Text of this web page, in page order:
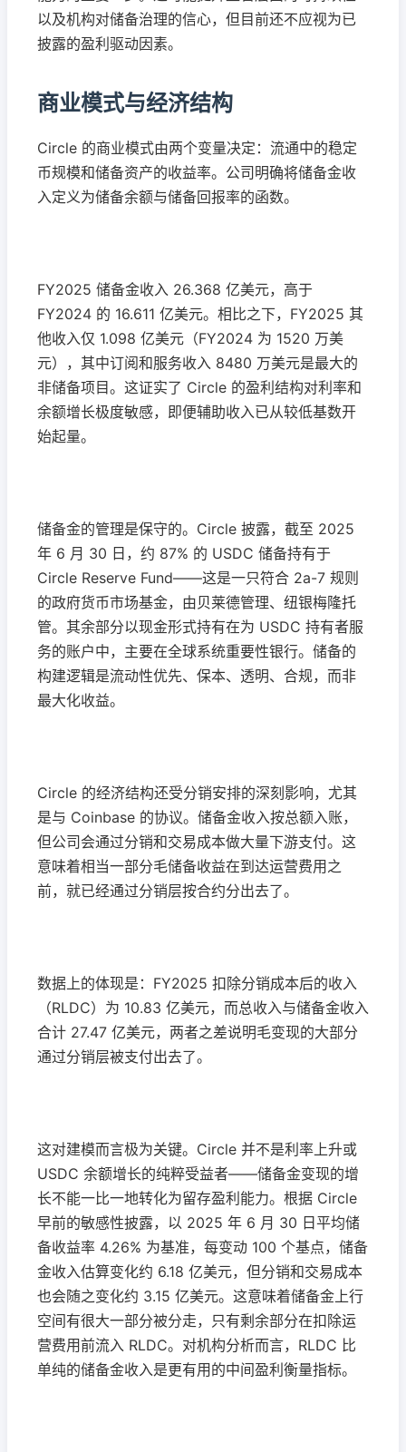
以及机构对储备治理的信心，但目前还不应视为已
披露的盈利驱动因素。
商业模式与经济结构
Circle 的商业模式由两个变量决定：流通中的稳定
币规模和储备资产的收益率。公司明确将储备金收
入定义为储备余额与储备回报率的函数。
FY2025 储备金收入 26.368 亿美元，高于
FY2024 的 16.611 亿美元。相比之下，FY2025 其
他收入仅 1.098 亿美元（FY2024 为 1520 万美
元），其中订阅和服务收入 8480 万美元是最大的
非储备项目。这证实了 Circle 的盈利结构对利率和
余额增长极度敏感，即便辅助收入已从较低基数开
始起量。
储备金的管理是保守的。Circle 披露，截至 2025
年 6 月 30 日，约 87% 的 USDC 储备持有于
Circle Reserve Fund——这是一只符合 2a-7 规则
的政府货币市场基金，由贝莱德管理、纽银梅隆托
管。其余部分以现金形式持有在为 USDC 持有者服
务的账户中，主要在全球系统重要性银行。储备的
构建逻辑是流动性优先、保本、透明、合规，而非
最大化收益。
Circle 的经济结构还受分销安排的深刻影响，尤其
是与 Coinbase 的协议。储备金收入按总额入账，
但公司会通过分销和交易成本做大量下游支付。这
意味着相当一部分毛储备收益在到达运营费用之
前，就已经通过分销层按合约分出去了。
数据上的体现是：FY2025 扣除分销成本后的收入
（RLDC）为 10.83 亿美元，而总收入与储备金收入
合计 27.47 亿美元，两者之差说明毛变现的大部分
通过分销层被支付出去了。
这对建模而言极为关键。Circle 并不是利率上升或
USDC 余额增长的纯粹受益者——储备金变现的增
长不能一比一地转化为留存盈利能力。根据 Circle
早前的敏感性披露，以 2025 年 6 月 30 日平均储
备收益率 4.26% 为基准，每变动 100 个基点，储备
金收入估算变化约 6.18 亿美元，但分销和交易成本
也会随之变化约 3.15 亿美元。这意味着储备金上行
空间有很大一部分被分走，只有剩余部分在扣除运
营费用前流入 RLDC。对机构分析而言，RLDC 比
单纯的储备金收入是更有用的中间盈利衡量指标。